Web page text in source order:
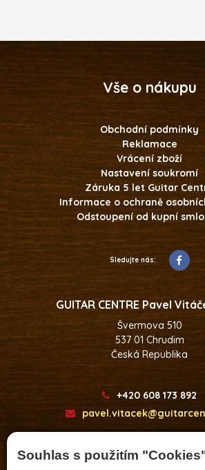
Souhlas s použitím
Vše o nákupu
Obchodní podmínky
Reklamace
Vrácení zboží
Nastavení soukromí
Záruka 5 let Guitar
Informace o ochraně
Odstoupení od kupní
Sledujte nás:
GUITAR CENTRE Pavel
Švermova 510
537 01 Chrudim
Česká Republika
+420 608 173 892